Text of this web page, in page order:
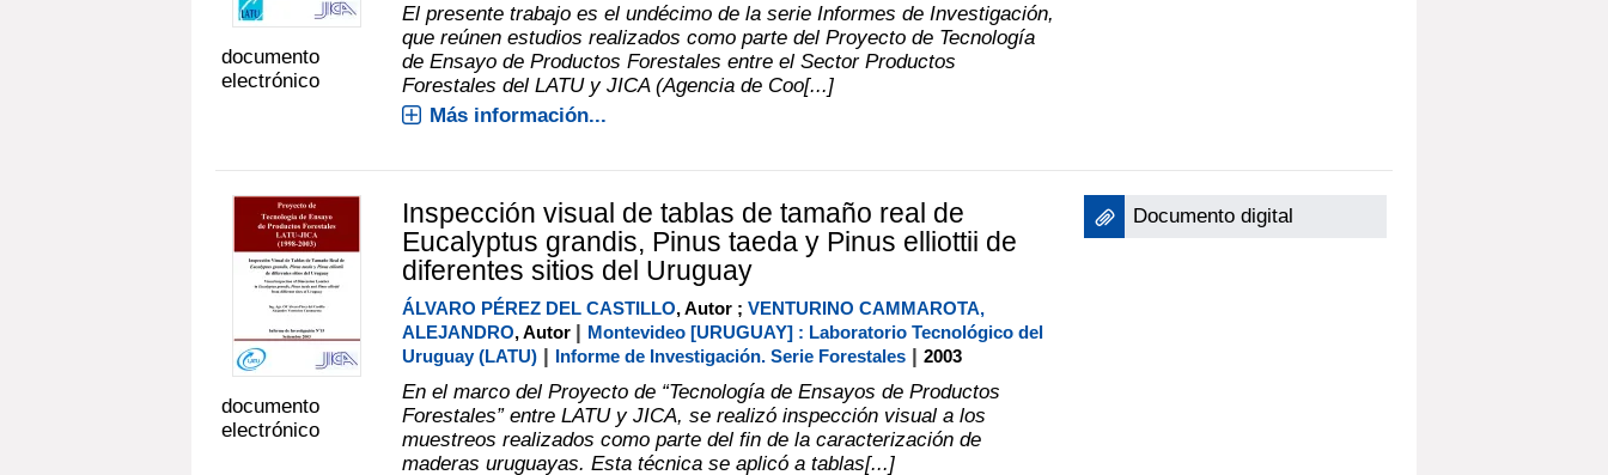
documento
electrónico
El presente trabajo es el undécimo de la serie Informes de Investigación,
que reúnen estudios realizados como parte del Proyecto de Tecnología
de Ensayo de Productos Forestales entre el Sector Productos
Forestales del LATU y JICA (Agencia de Coo[...]
Más información...
documento
electrónico
Inspección visual de tablas de tamaño real de
Eucalyptus grandis, Pinus taeda y Pinus elliottii de
diferentes sitios del Uruguay
ÁLVARO PÉREZ DEL CASTILLO, Autor ; VENTURINO CAMMAROTA,
ALEJANDRO, Autor | Montevideo [URUGUAY] : Laboratorio Tecnológico del
Uruguay (LATU)| Informe de Investigación. Serie Forestales| 2003
En el marco del Proyecto de “Tecnología de Ensayos de Productos
Forestales” entre LATU y JICA, se realizó inspección visual a los
muestreos realizados como parte del fin de la caracterización de
maderas uruguayas. Esta técnica se aplicó a tablas[...]
Documento digital